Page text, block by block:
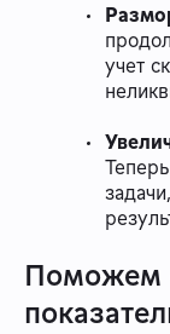
учет
Поможем